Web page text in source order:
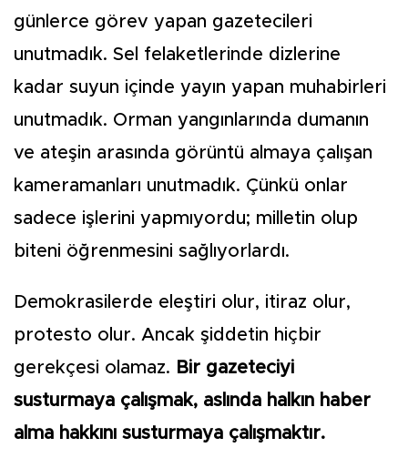
günlerce görev yapan gazetecileri
unutmadık. Sel felaketlerinde dizlerine
kadar suyun içinde yayın yapan muhabirleri
unutmadık. Orman yangınlarında dumanın
ve ateşin arasında görüntü almaya çalışan
kameramanları unutmadık. Çünkü onlar
sadece işlerini yapmıyordu; milletin olup
biteni öğrenmesini sağlıyorlardı.
Demokrasilerde eleştiri olur, itiraz olur,
protesto olur. Ancak şiddetin hiçbir
gerekçesi olamaz. Bir gazeteciyi
susturmaya çalışmak, aslında halkın haber
alma hakkını susturmaya çalışmaktır.